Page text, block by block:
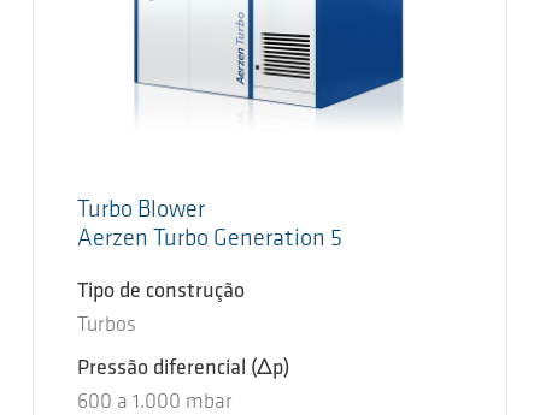
Turbo Blower
Aerzen Turbo Generation 5
Tipo de construção
Turbos
Pressão diferencial (Δp)
600 a 1.000 mbar